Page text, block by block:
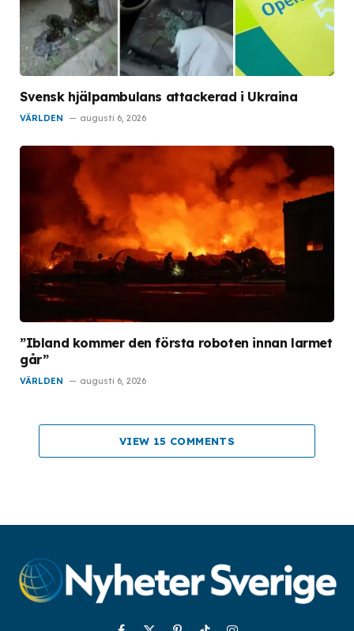
Svensk hjälpambulans attackerad i Ukraina
VÄRLDEN augusti 6, 2026
”Ibland kommer den första roboten innan larmet
går”
VÄRLDEN augusti 6, 2026
VIEW 15 COMMENTS